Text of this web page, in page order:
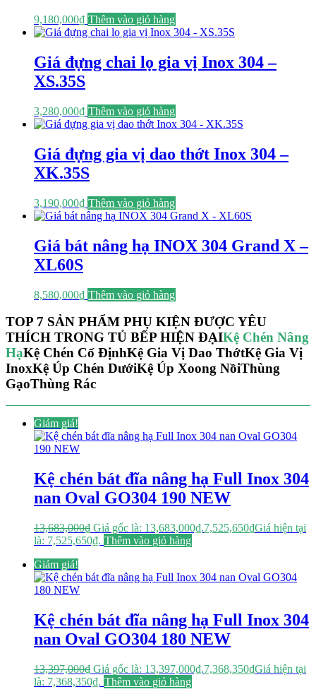
9,180,000₫ Thêm vào giỏ hàng
Giá đựng chai lọ gia vị Inox 304 –
XS.35S
3,280,000₫ Thêm vào giỏ hàng
Giá đựng gia vị dao thớt Inox 304 –
XK.35S
3,190,000₫ Thêm vào giỏ hàng
Giá bát nâng hạ INOX 304 Grand X –
XL60S
8,580,000₫ Thêm vào giỏ hàng
TOP 7 SẢN PHẨM PHỤ KIỆN ĐƯỢC YÊU
THÍCH TRONG TỦ BẾP HIỆN ĐẠIKệ Chén Nâng
HạKệ Chén Cố ĐịnhKệ Gia Vị Dao ThớtKệ Gia Vị
InoxKệ Úp Chén DướiKệ Úp Xoong NồiThùng
GạoThùng Rác
Giảm giá!
Kệ chén bát đĩa nâng hạ Full Inox 304
nan Oval GO304 190 NEW
13,683,000₫ Giá gốc là: 13,683,000₫.7,525,650₫Giá hiện tại
là: 7,525,650₫. Thêm vào giỏ hàng
Giảm giá!
Kệ chén bát đĩa nâng hạ Full Inox 304
nan Oval GO304 180 NEW
13,397,000₫ Giá gốc là: 13,397,000₫.7,368,350₫Giá hiện tại
là: 7,368,350₫. Thêm vào giỏ hàng